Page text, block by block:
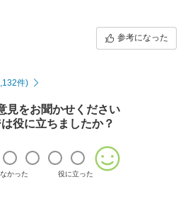
参考になった
件)
見をお聞かせください
役に立ちましたか？
かった 役に立った